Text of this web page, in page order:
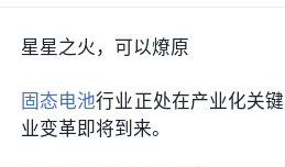
星星之火，可以燎原
固态电池行业正处在产业化关
业变革即将到来。